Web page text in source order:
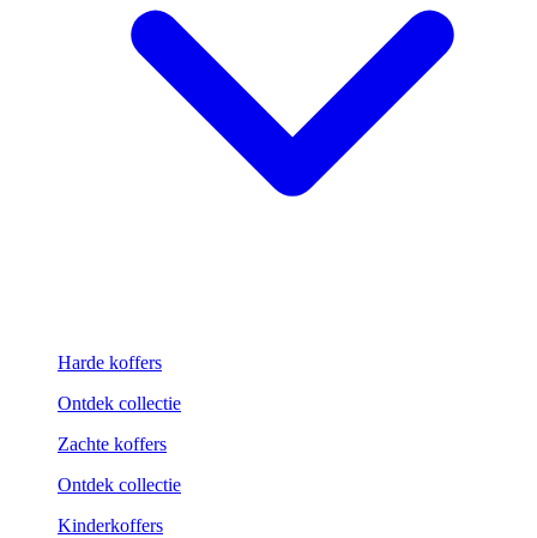
Harde koffers
Ontdek collectie
Zachte koffers
Ontdek collectie
Kinderkoffers